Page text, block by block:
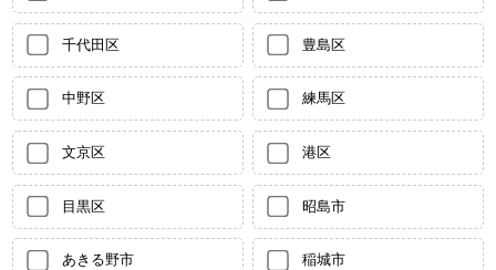
千代田区 豊島区
中野区 練馬区
文京区 港区
目黒区 昭島市
あきる野市 稲城市